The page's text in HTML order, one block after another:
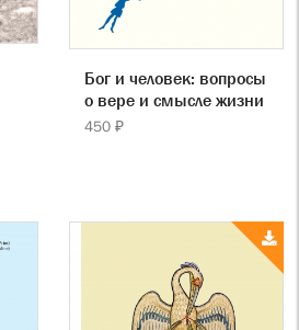
Бог и человек: вопросы
о вере и смысле жизни
450 ₽